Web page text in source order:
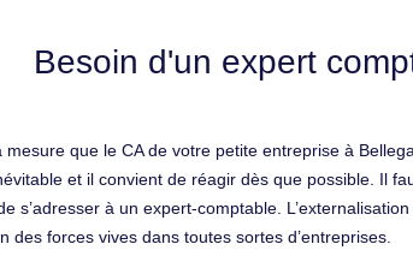
Besoin d'un expert
mesure que le CA de votre petite entreprise à
et il convient de réagir dès que possible. Il
s’adresser à un expert-comptable.
des forces vives dans toutes sortes d’entreprises.